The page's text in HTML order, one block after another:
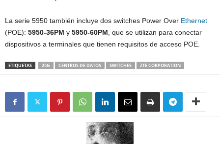
La serie 5950 también incluye dos switches Power Over Ethernet
(POE): 5950-36PM y 5950-60PM , que se utilizan para conectar
dispositivos a terminales que tienen requisitos de acceso POE.
ETIQUETAS 25G CENTROS DE DATOS SWITCHES ZTE CORPORATION